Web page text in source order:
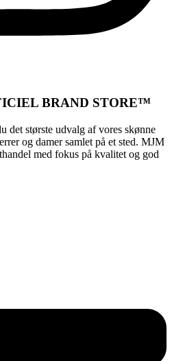
BRAND STORE™
det største udvalg af vores skønne
og damer samlet på et sted. MJM
med fokus på kvalitet og god